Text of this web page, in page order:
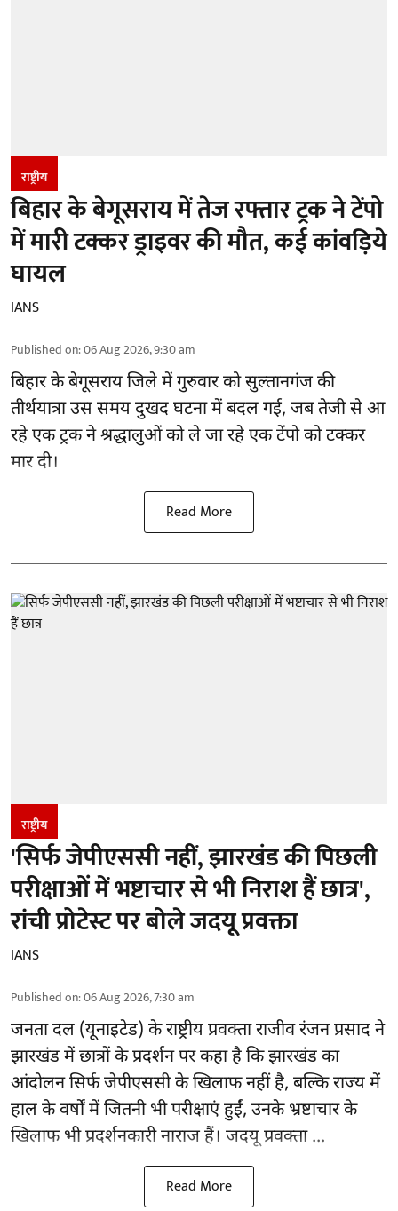
राष्ट्रीय
बिहार के बेगूसराय में तेज रफ्तार ट्रक ने टेंपो
में मारी टक्कर ड्राइवर की मौत, कई कांवड़िये
घायल
IANS
Published on:06 Aug 2026, 9:30 am
बिहारके बेगूसराय जिले में गुरुवार को सुल्तानगंज की
तीर्थयात्रा उस समय दुखद घटना में बदल गई, जब तेजी से आ
रहे एक ट्रक ने श्रद्धालुओं को ले जा रहे एक टेंपो को टक्कर
मार दी।
Read More
राष्ट्रीय
'सिर्फ जेपीएससी नहीं, झारखंड की पिछली
परीक्षाओं में भष्टाचार से भी निराश हैं छात्र',
रांची प्रोटेस्ट पर बोले जदयू प्रवक्ता
IANS
Published on:06 Aug 2026, 7:30 am
जनता दल (यूनाइटेड) के राष्ट्रीय प्रवक्ता राजीव रंजन प्रसाद ने
झारखंड में छात्रों के प्रदर्शन पर कहा है कि झारखंड का
आंदोलन सिर्फजेपीएससीके खिलाफ नहीं है, बल्कि राज्य में
हाल के वर्षों में जितनी भी परीक्षाएं हुईं, उनके भ्रष्टाचार के
खिलाफ भी प्रदर्शनकारी नाराज हैं। जदयू प्रवक्ता ...
Read More